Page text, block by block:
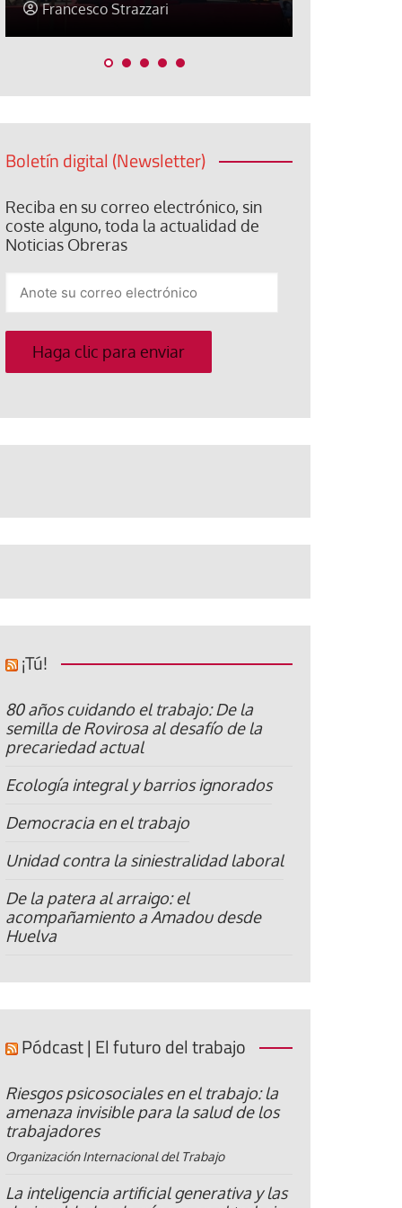
Jose Luis Palacios
Boletín digital (Newsletter)
Reciba en su correo electrónico, sin
coste alguno, toda la actualidad de
Noticias Obreras
su
correo
electrónico
Haga clic para enviar
¡Tú!
80 años cuidando el trabajo: De la
semilla de Rovirosa al desafío de la
precariedad actual
Ecología integral y barrios ignorados
Democracia en el trabajo
Unidad contra la siniestralidad laboral
De la patera al arraigo: el
acompañamiento a Amadou desde
Huelva
Pódcast | El futuro del trabajo
Riesgos psicosociales en el trabajo: la
amenaza invisible para la salud de los
trabajadores
Organización Internacional del Trabajo
La inteligencia artificial generativa y las